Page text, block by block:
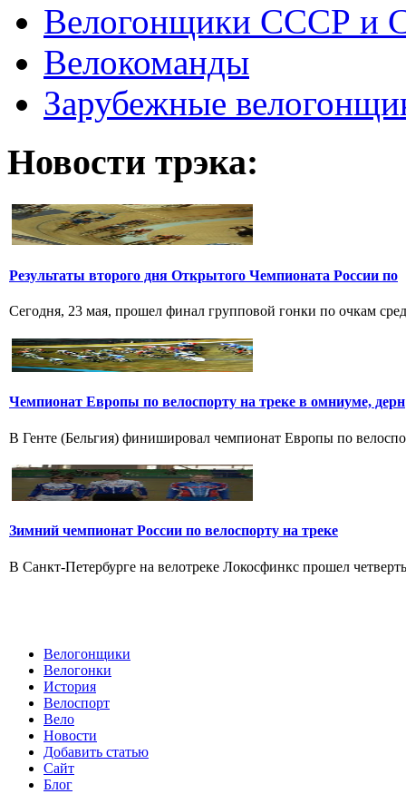
Велогонщики СССР и
Велокоманды
Зарубежные
Новости трэка:
Результаты второго дня Открытого Чемпионата России по
Сегодня, 23 мая, прошел финал групповой гонки по очкам
Чемпионат Европы по велоспорту на треке в омниуме, дерн
В Генте (Бельгия) финишировал чемпионат Европы по
Зимний чемпионат России по велоспорту на треке
В Санкт-Петербурге на велотреке Локосфинкс прошел
Велогонщики
Велогонки
История
Велоспорт
Вело
Новости
Добавить статью
Сайт
Блог